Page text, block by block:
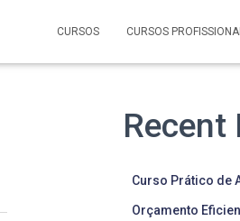
CURSOS CURSOS
Recent
Curso Prático de
Orçamento